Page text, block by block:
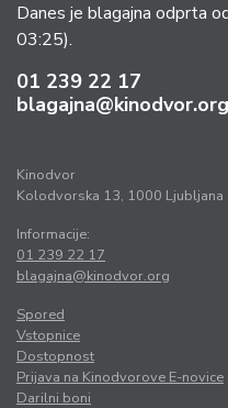
Danes je blagajna odprta
03:25).
01 239 22 17
blagajna@kinodvor.org
Kinodvor
Kolodvorska 13, 1000 Ljubljana
Informacije:
01 239 22 17
blagajna@kinodvor.org
Spored
Vstopnice
Dostopnost
Prijava na Kinodvorove E-novice
Darilni boni